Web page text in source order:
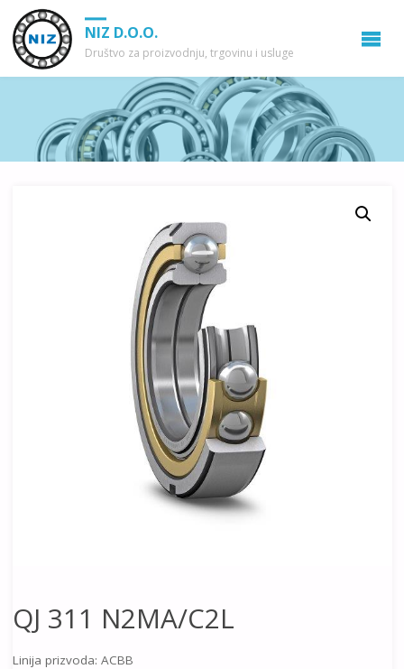
NIZ D.O.O.
Društvo za proizvodnju, trgovinu i usluge
QJ 311 N2MA/C2L
Linija prizvoda: ACBB